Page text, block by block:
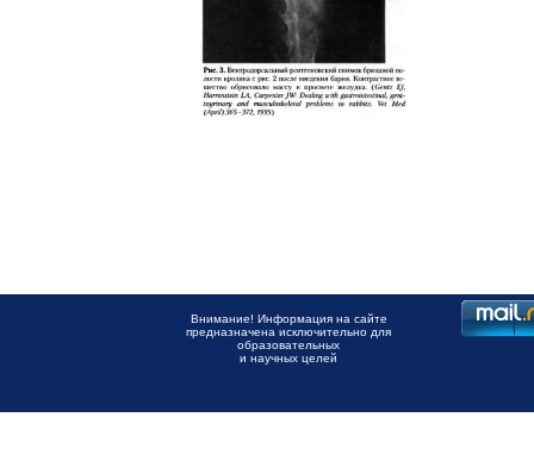
Внимание! Информация на сайте
предназначена исключительно для
образовательных
и научных целей